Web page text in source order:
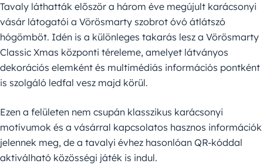
Tavaly láthatták először a három éve megújult karácsonyi
vásár látogatói a Vörösmarty szobrot óvó átlátszó
hógömböt. Idén is a különleges takarás lesz a Vörösmarty
Classic Xmas központi téreleme, amelyet látványos
dekorációs elemként és multimédiás információs pontként
is szolgáló ledfal vesz majd körül.
Ezen a felületen nem csupán klasszikus karácsonyi
motívumok és a vásárral kapcsolatos hasznos információk
jelennek meg, de a tavalyi évhez hasonlóan QR-kóddal
aktiválható közösségi játék is indul.